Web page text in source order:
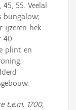
55. Veelal
bungalow;
ijzeren hek
40
plint en
t.e.m. 1700,